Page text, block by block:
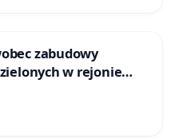
zabudowy
w rejonie
Białej